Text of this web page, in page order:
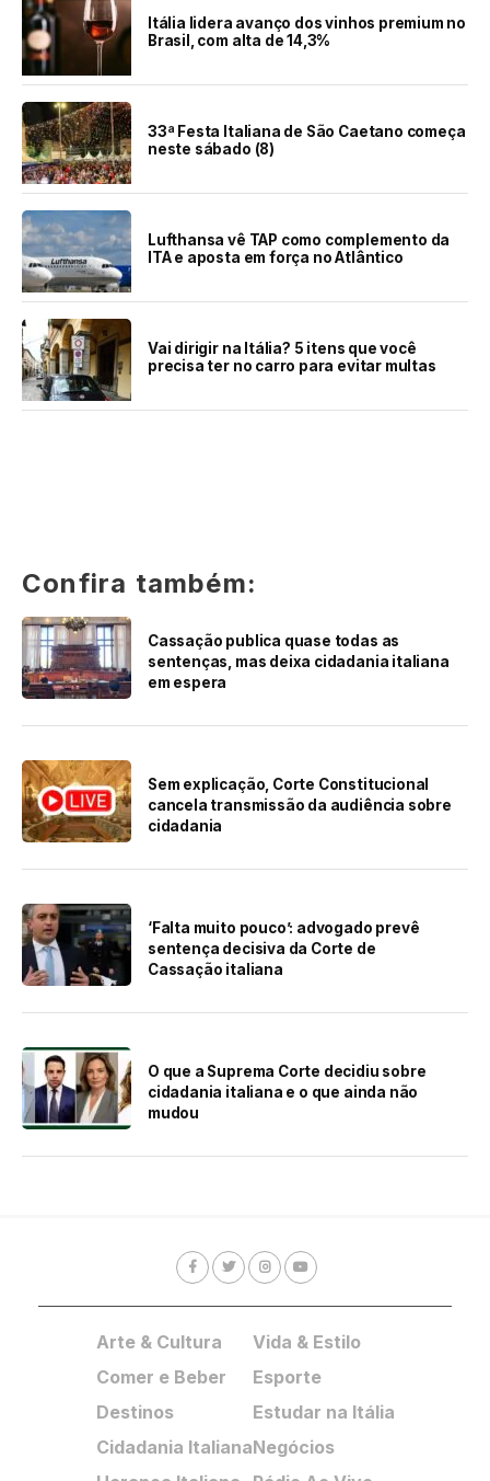
Itália lidera avanço dos vinhos premium no
Brasil, com alta de 14,3%
33ª Festa Italiana de São Caetano começa
neste sábado (8)
Lufthansa vê TAP como complemento da
ITA e aposta em força no Atlântico
Vai dirigir na Itália? 5 itens que você
precisa ter no carro para evitar multas
Confira também:
Cassação publica quase todas as
sentenças, mas deixa cidadania italiana
em espera
Sem explicação, Corte Constitucional
cancela transmissão da audiência sobre
cidadania
‘Falta muito pouco’: advogado prevê
sentença decisiva da Corte de
Cassação italiana
O que a Suprema Corte decidiu sobre
cidadania italiana e o que ainda não
mudou
Arte & Cultura
Comer e Beber
Destinos
Cidadania Italiana
Vida & Estilo
Esporte
Estudar na Itália
Negócios